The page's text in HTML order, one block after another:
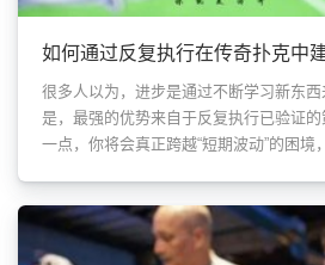
如何通过反复执行在传奇扑克中
很多人以为，进步是通过不断学习新东
是，最强的优势来自于反复执行已验证
一点，你将会真正跨越“短期波动”的困境